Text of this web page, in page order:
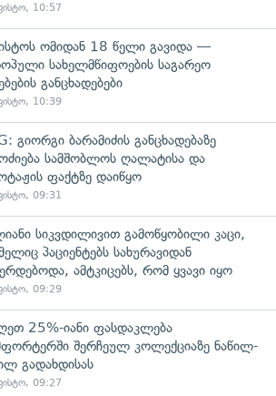
10:57
ომიდან 18 წელი გავიდა —
სახელმწიფოების საგარეო
განცხადებები
10:39
გიორგი ბარამიძის განცხადებაზე
სამშობლოს ღალატისა და
ფაქტზე დაიწყო
09:31
სიკვდილივით გამოწყობილი კაცი,
პაციენტებს სახურავიდან
ამტკიცებს, რომ ყვავი იყო
09:29
25%-იანი ფასდაკლება
შერჩეულ კოლექციაზე ნაწილ-
გადახდისას
09:27